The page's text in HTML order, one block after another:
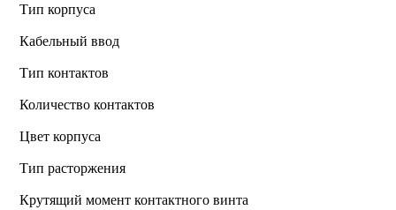
Тип корпуса
Кабельный ввод
Тип контактов
Количество контактов
Цвет корпуса
Тип расторжения
Крутящий момент контактного винта